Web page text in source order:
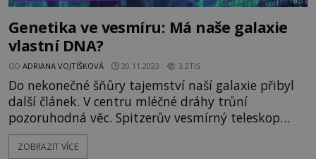
Genetika ve vesmíru: Má naše galaxie
vlastní DNA?
OD ADRIANA VOJTÍŠKOVÁ 20.11.2023 3.2TIS
Do nekonečné šňůry tajemství naší galaxie přibyl
další článek. V centru mléčné dráhy trůní
pozoruhodná věc. Spitzerův vesmírný teleskop
NASA totiž před pár lety zachytil podivuhodnou
mlhovinu, která má očividně tvar DNA, nositele
ZOBRAZIT VÍCE